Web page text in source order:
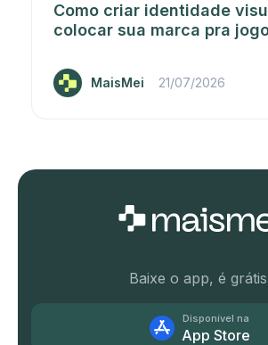
Como criar identidade
colocar sua marca pra
MaisMei 21/07/2026
Baixe o app, é
Disponível na
App Store